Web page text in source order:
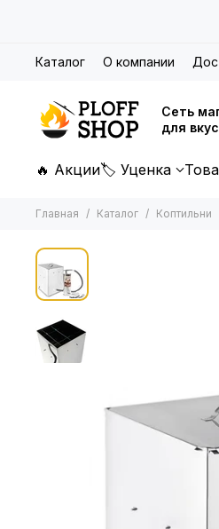
Каталог О компании
Сеть
для
🔥 Акции🏷 Уценка
Главная Каталог Коптильни